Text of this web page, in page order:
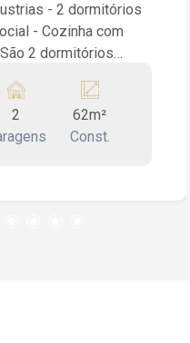
- Cozinha com
sala estendida de
com fechamento em
com armários
e Claro.
2
62m²
Const.